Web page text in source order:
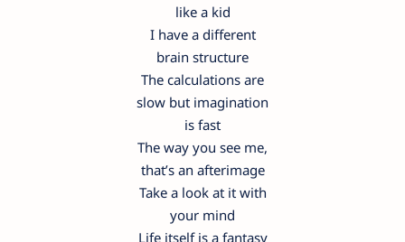
like a kid
I have a different
brain structure
The calculations are
slow but imagination
is fast
The way you see me,
that’s an afterimage
Take a look at it with
your mind
Life itself is a fantasy